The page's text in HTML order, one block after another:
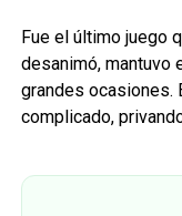
Fue el último juego
desanimó, mantuvo
grandes ocasiones.
complicado,